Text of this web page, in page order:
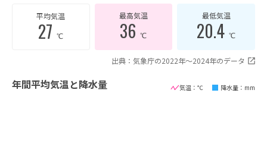
平均気温
27℃
最高気温
36℃
最低気温
20.4℃
出典：気象庁の2022年〜2024年のデータ
年間平均気温と降水量 気温：℃ 降水量：mm